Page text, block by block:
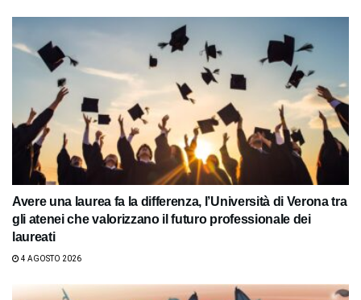
Avere una laurea fa la differenza, l’Università di Verona tra
gli atenei che valorizzano il futuro professionale dei
laureati
4 AGOSTO 2026